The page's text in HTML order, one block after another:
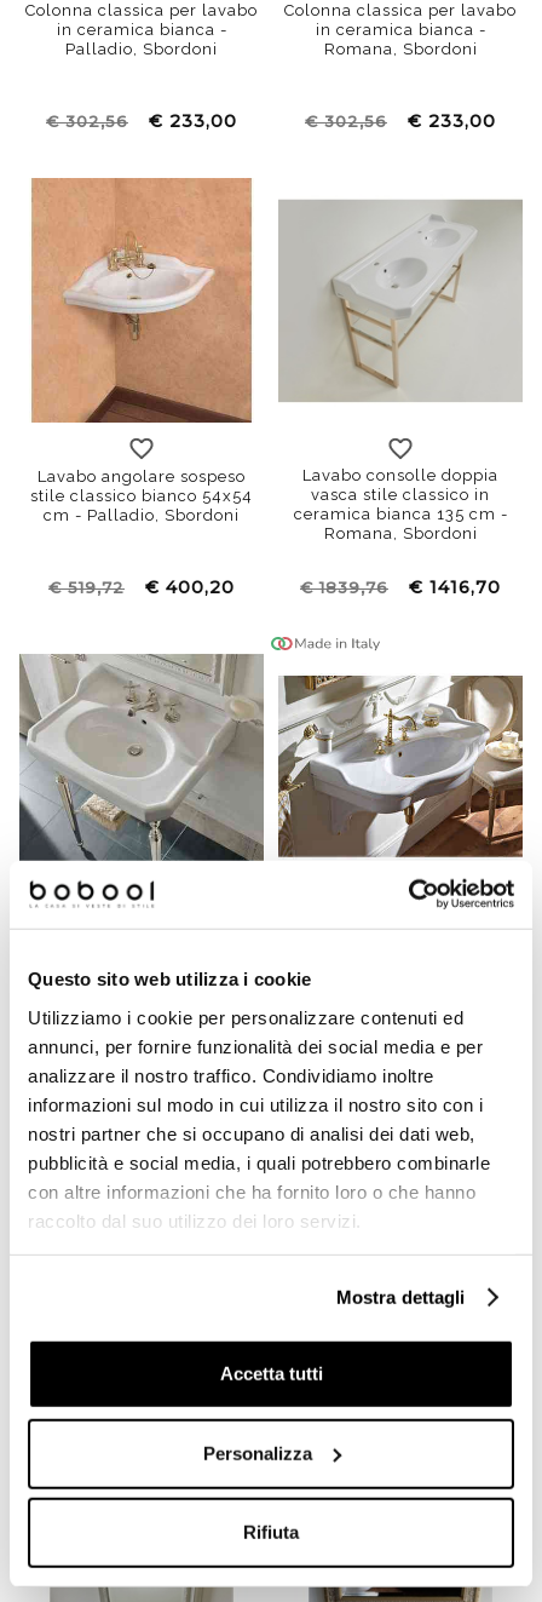
Questo sito web utilizza i cookie
Utilizziamo i cookie per personalizzare contenuti ed
annunci, per fornire funzionalità dei social media e per
analizzare il nostro traffico. Condividiamo inoltre
informazioni sul modo in cui utilizza il nostro sito con i
nostri partner che si occupano di analisi dei dati web,
pubblicità e social media, i quali potrebbero combinarle
con altre informazioni che ha fornito loro o che hanno
raccolto dal suo utilizzo dei loro servizi.
Mostra dettagli
Accetta tutti
Personalizza
Rifiuta
Colonna classica per lavabo
in ceramica bianca -
Palladio, Sbordoni
€ 302,56 € 233,00
Colonna classica per lavabo
in ceramica bianca -
Romana, Sbordoni
€ 302,56 € 233,00
Lavabo angolare sospeso
stile classico bianco 54x54
cm - Palladio, Sbordoni
€ 519,72 € 400,20
Lavabo consolle doppia
vasca stile classico in
ceramica bianca 135 cm -
Romana, Sbordoni
€ 1839,76 € 1416,70
90x56 cm - Romana,
€ 1363,96 € 1050,30
bianca - Palladio, Sbordoni
€ 1467,66 € 1130,10
Lavabo consolle stile retrò
bianca - Palladio, Sbordoni
Lavabo sospeso stile
Palladio, Sbordoni